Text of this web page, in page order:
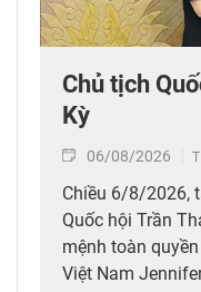
Chủ tịch
Kỳ
06/08/2026
Chiều 6/8/2026,
Quốc hội Trần
mệnh toàn
Việt Nam